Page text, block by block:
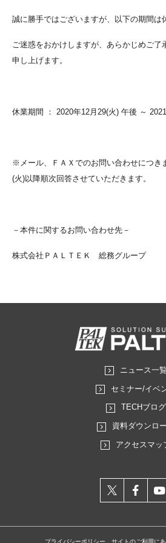
誠に勝手ではございますが、以下の期間は
ご迷惑をおかけしますが、あらかじめご了
申し上げます。
休業期間 ： 2020年12月29(火) 午後 ～
※メール、ＦＡＸでのお問い合わせにつき
(火)以降順次回答させていただきます。
－本件に関するお問い合わせ先－
株式会社ＰＡＬＴＥＫ 総務グループ
ニュース一覧
セミナー/イベ
TECHブログ
資料ダウンロ
アクセスマッ
X
プライバシーポリシー サイトのご利用に